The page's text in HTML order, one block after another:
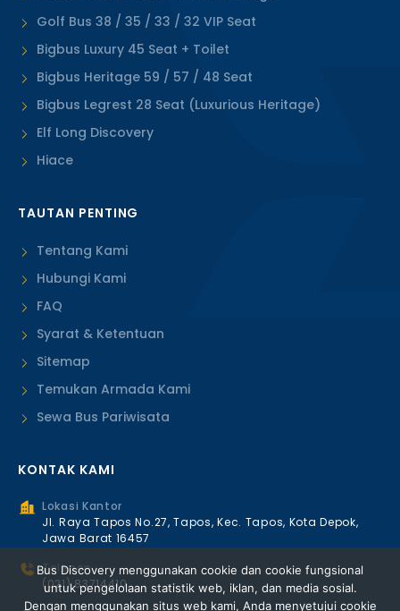
Golf Bus 38 / 35 / 33 / 32 VIP Seat
Bigbus Luxury 45 Seat + Toilet
Bigbus Heritage 59 / 57 / 48 Seat
Bigbus Legrest 28 Seat (Luxurious Heritage)
Elf Long Discovery
Hiace
TAUTAN PENTING
Tentang Kami
Hubungi Kami
FAQ
Syarat & Ketentuan
Sitemap
Temukan Armada Kami
Sewa Bus Pariwisata
KONTAK KAMI
Lokasi Kantor
Jl. Raya Tapos No.27, Tapos, Kec. Tapos, Kota Depok,
Jawa Barat 16457
Telepon
(021) 83714410
Bus Discovery menggunakan cookie dan cookie fungsional
untuk pengelolaan statistik web, iklan, dan media sosial.
Dengan menggunakan situs web kami, Anda menyetujui cookie